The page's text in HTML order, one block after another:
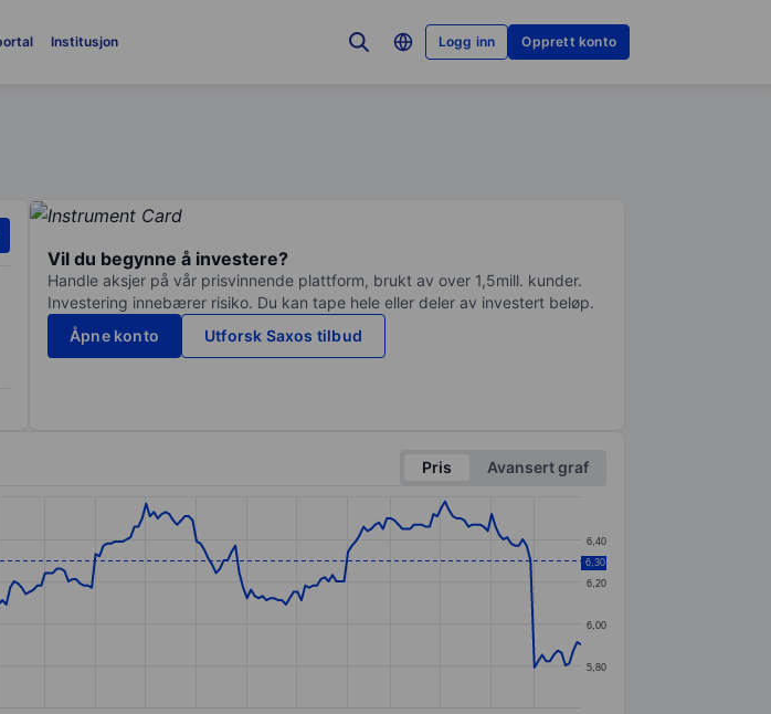
Institusjon Logg inn Opprett konto
Vil du begynne å investere?
Handle aksjer på vår prisvinnende plattform, brukt av over 1,5mill. kunder.
Investering innebærer risiko. Du kan tape hele eller deler av investert beløp.
Åpne konto
Utforsk Saxos tilbud
Pris
Avansert graf
5,80
6,00
6,20
6,40
6,30